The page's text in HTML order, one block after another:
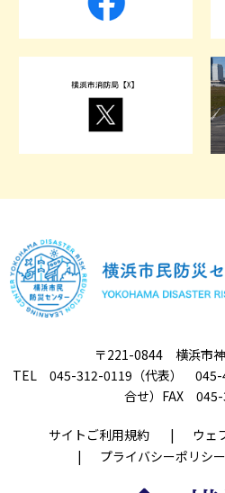
〒221-0844 横浜市
TEL 045-312-0119（代表） 045-
合せ）FAX
サイトご利用規約
ウェ
プライバシーポリシー